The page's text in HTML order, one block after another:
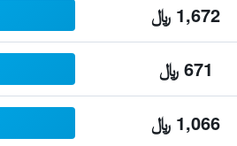
1,672 ﷼
671 ﷼
1,066 ﷼